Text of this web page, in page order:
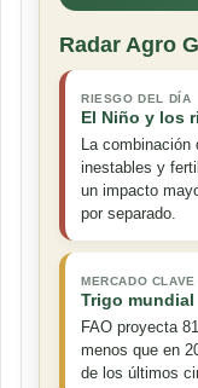
Radar Agro
RIESGO DEL DÍA
El Niño y los
La
inestables y
un impacto
por separado.
MERCADO CLAVE
Trigo mundial
FAO proyecta
menos que en
de los últimos